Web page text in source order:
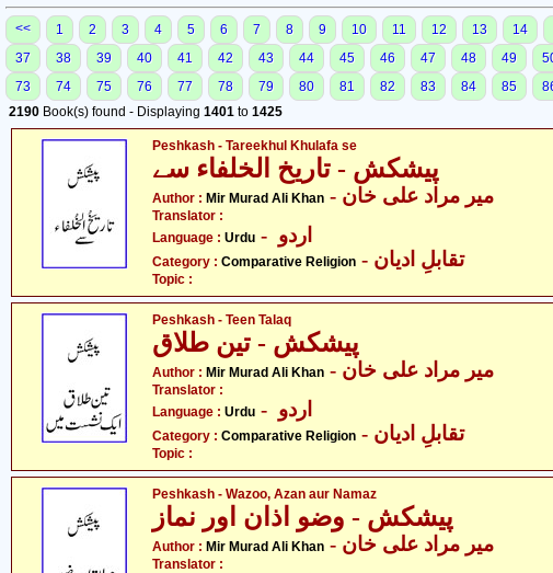
<< 1 2 3 4 5 6 7 8 9 10 11 12 13 14
37
38 39 40 41 42 43 44 45 46 47 48 49
73
74 75 76 77 78 79 80 81 82 83 84 85
2190 Book(s) found - Displaying 1401 to 1425
Peshkash - Tareekhul Khulafa se
پیشکش - تاریخ الخلفاء سے
Author : Mir Murad Ali Khan - میر مراد علی خان
Translator :
Language : Urdu
Category : Comparative Religion - تقابلِ ادیان
Topic :
Peshkash - Teen Talaq
پیشکش - تین طلاق
Author : Mir Murad Ali Khan - میر مراد علی خان
Translator :
Language : Urdu
Category : Comparative Religion - تقابلِ ادیان
Topic :
Peshkash - Wazoo, Azan aur Namaz
پیشکش - وضو اذان اور نماز
Author : Mir Murad Ali Khan - میر مراد علی خان
Translator :